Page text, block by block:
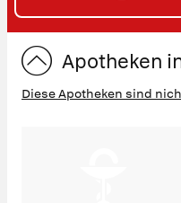
Apotheken
Diese Apotheken sind